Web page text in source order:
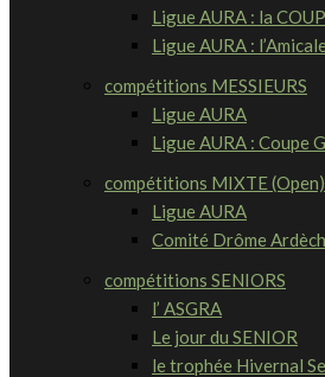
Ligue AURA : la
Ligue AURA :
compétitions MESSIEURS
Ligue AURA
Ligue AURA : Coupe
compétitions MIXTE (Open)
Ligue AURA
Comité Drôme
compétitions SENIORS
l’ ASGRA
Le jour du SENIOR
le trophée Hivernal